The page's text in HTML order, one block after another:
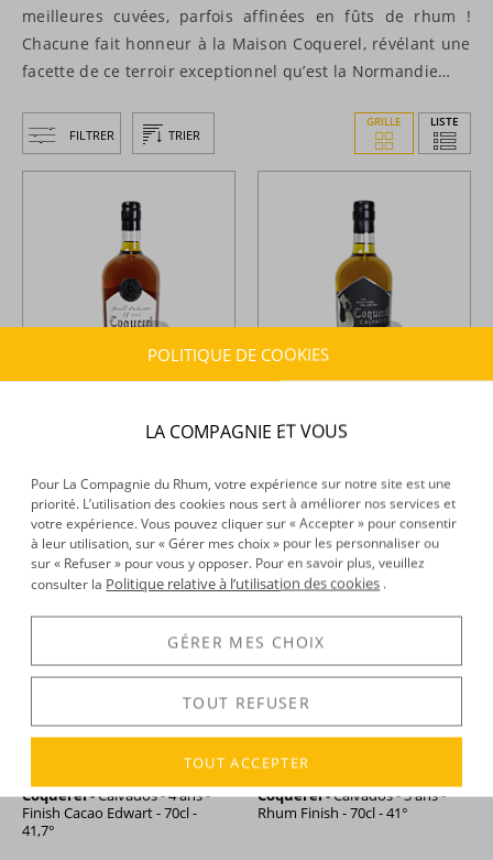
meilleures cuvées, parfois affinées en fûts de rhum !
Chacune fait honneur à la Maison Coquerel, révélant une
facette de ce terroir exceptionnel qu’est la Normandie…
FILTRER TRIER
GRILLE LISTE
+
64,86 €TTC
Bourbon Finish - 70cl - 41°
43,19 € TTC
Coquerel -Calvados - 4 ans -
Finish Cacao Edwart - 70cl -
41,7°
Coquerel -Calvados - 5 ans -
Rhum Finish - 70cl - 41°
POLITIQUE DE COOKIES
LA COMPAGNIE ET VOUS
Pour La Compagnie du Rhum, votre expérience sur notre site est une
priorité. L’utilisation des cookies nous sert à améliorer nos services et
votre expérience. Vous pouvez cliquer sur « Accepter » pour consentir
à leur utilisation, sur « Gérer mes choix » pour les personnaliser ou
sur « Refuser » pour vous y opposer. Pour en savoir plus, veuillez
consulter la Politique relative à l’utilisation des cookies .
GÉRER MES CHOIX
TOUT REFUSER
TOUT ACCEPTER